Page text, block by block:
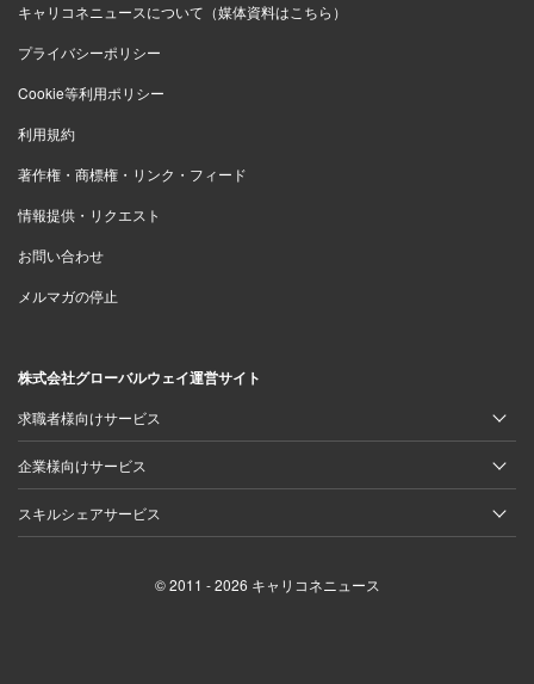
キャリコネニュースについて（媒体資料はこちら）
プライバシーポリシー
Cookie等利用ポリシー
利用規約
著作権・商標権・リンク・フィード
情報提供・リクエスト
お問い合わせ
メルマガの停止
株式会社グローバルウェイ運営サイト
求職者様向けサービス
企業様向けサービス
スキルシェアサービス
© 2011 - 2026 キャリコネニュース